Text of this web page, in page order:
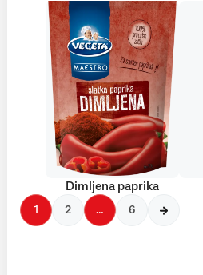
Dimljena paprika
1 2 … 6